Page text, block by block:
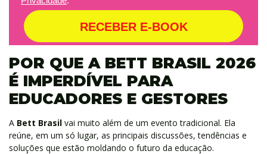
RECEBER E-BOOK
POR QUE A BETT BRASIL 2026
É IMPERDÍVEL PARA
EDUCADORES E GESTORES
A Bett Brasil vai muito além de um evento tradicional. Ela
reúne, em um só lugar, as principais discussões, tendências e
soluções que estão moldando o futuro da educação.